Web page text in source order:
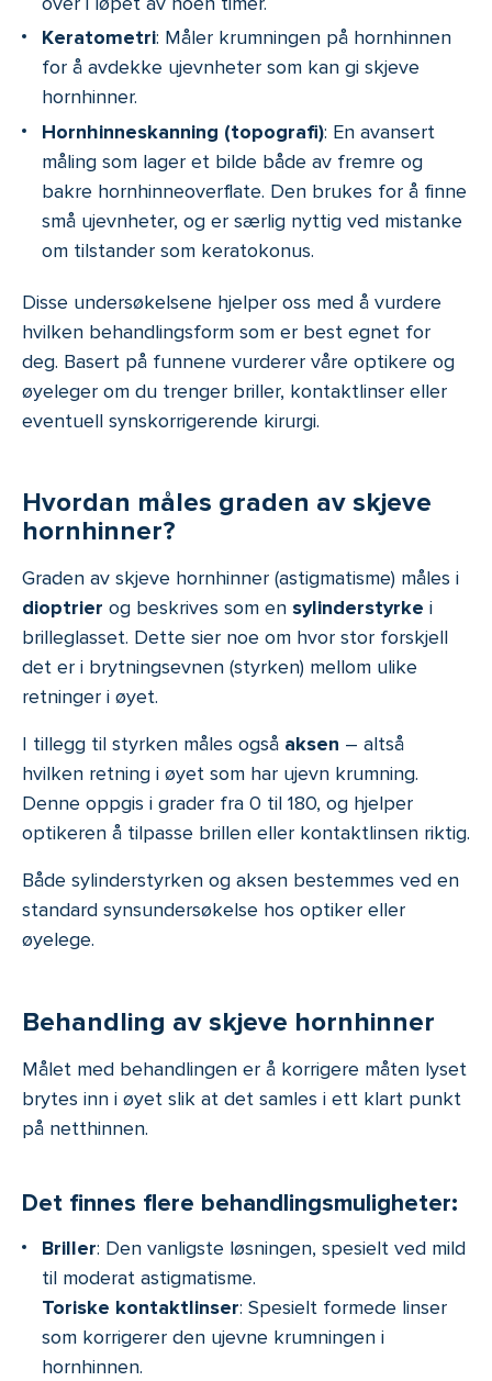
Keratometri: Måler krumningen på hornhinnen
for å avdekke ujevnheter som kan gi skjeve
hornhinner.
Hornhinneskanning (topografi): En avansert
måling som lager et bilde både av fremre og
bakre hornhinneoverflate. Den brukes for å finne
små ujevnheter, og er særlig nyttig ved mistanke
om tilstander som keratokonus.
Disse undersøkelsene hjelper oss med å vurdere
hvilken behandlingsform som er best egnet for
deg. Basert på funnene vurderer våre optikere og
øyeleger om du trenger briller, kontaktlinser eller
eventuell synskorrigerende kirurgi.
Hvordan måles graden av skjeve
hornhinner?
Graden av skjeve hornhinner (astigmatisme) måles i
dioptrier og beskrives som en sylinderstyrke i
brilleglasset. Dette sier noe om hvor stor forskjell
det er i brytningsevnen (styrken) mellom ulike
retninger i øyet.
I tillegg til styrken måles også aksen – altså
hvilken retning i øyet som har ujevn krumning.
Denne oppgis i grader fra 0 til 180, og hjelper
optikeren å tilpasse brillen eller kontaktlinsen riktig.
Både sylinderstyrken og aksen bestemmes ved en
standard synsundersøkelse hos optiker eller
øyelege.
Behandling av skjeve hornhinner
Målet med behandlingen er å korrigere måten lyset
brytes inn i øyet slik at det samles i ett klart punkt
på netthinnen.
Det finnes flere behandlingsmuligheter:
Briller: Den vanligste løsningen, spesielt ved mild
til moderat astigmatisme.
Toriske kontaktlinser: Spesielt formede linser
som korrigerer den ujevne krumningen i
hornhinnen.